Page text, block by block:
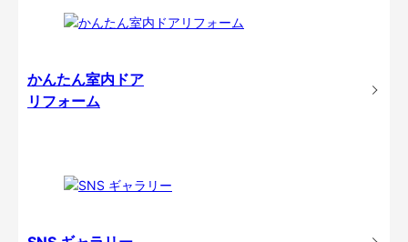
かんたん室内ドア
リフォーム